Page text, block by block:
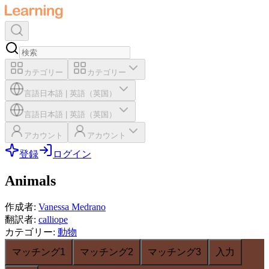
カテゴリー カテゴリー
言語 日本語 英語（英国）
言語 日本語 英語（英国）
アカウント アカウント
登録 ログイン
Animals
作成者: Vanessa Medrano
翻訳者: calliope
カテゴリー: 動物
マッチング1
マッチング2 マッチング3 入力